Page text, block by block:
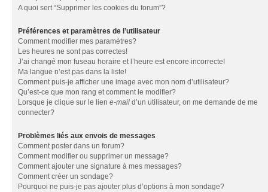
A quoi sert “Supprimer les cookies du forum”?
Préférences et paramètres de l’utilisateur
Comment modifier mes paramètres?
Les heures ne sont pas correctes!
J’ai changé mon fuseau horaire et l’heure est encore incorrecte!
Ma langue n’est pas dans la liste!
Comment puis-je afficher une image avec mon nom d’utilisateur?
Qu’est-ce que mon rang et comment le modifier?
Lorsque je clique sur le lien e-mail d’un utilisateur, on me demande de me
connecter?
Problèmes liés aux envois de messages
Comment poster dans un forum?
Comment modifier ou supprimer un message?
Comment ajouter une signature à mes messages?
Comment créer un sondage?
Pourquoi ne puis-je pas ajouter plus d’options à mon sondage?